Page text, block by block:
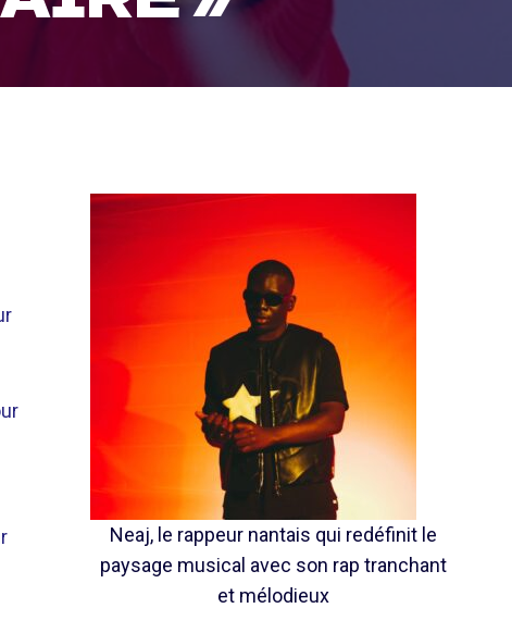
Neaj, le rappeur nantais qui redéfinit le
paysage musical avec son rap tranchant
et mélodieux